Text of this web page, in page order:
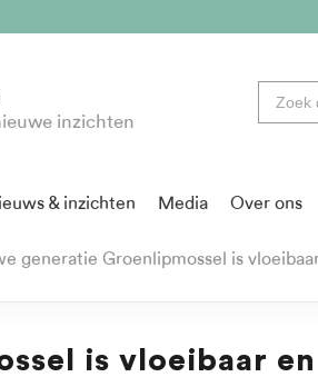
inzichten
& inzichten Media Over ons
generatie Groenlipmossel is
is vloeibaar en